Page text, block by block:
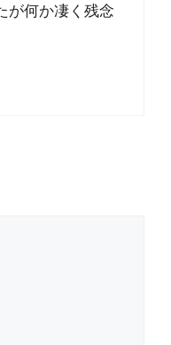
が何か凄く残念